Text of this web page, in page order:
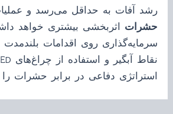
رشد آفات به حداقل می‌رسد و
حشرات اثربخشی بیشتری خواهد
سرمایه‌گذاری روی اقدامات بلندمدت
استراتژی دفاعی در برابر حشرات